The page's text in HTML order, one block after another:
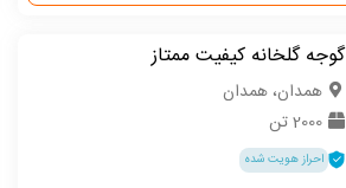
گوجه گلخانه کیفیت ممتاز
همدان، همدان
2000 تن
احراز هویت شده